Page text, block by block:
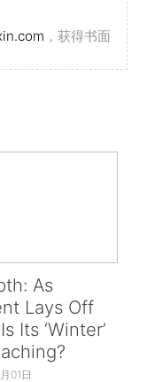
，获得书面
As
Lays Off
Its ‘Winter’
01日